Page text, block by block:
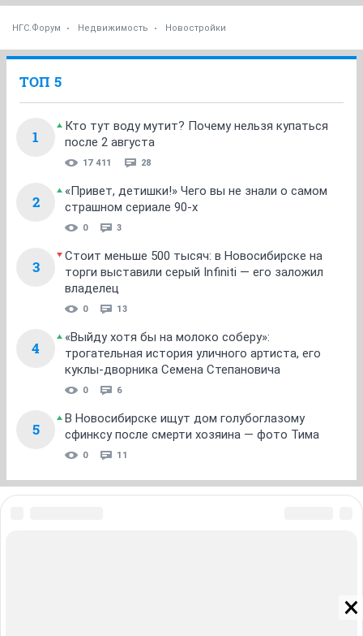
НГС.Форум Недвижимость Новостройки
ТОП 5
1
Кто тут воду мутит? Почему нельзя купаться
после 2 августа
17 411 28
2
«Привет, детишки!» Чего вы не знали о самом
страшном сериале 90-х
0 3
3
Стоит меньше 500 тысяч: в Новосибирске на
торги выставили серый Infiniti — его заложил
владелец
0 13
4
«Выйду хотя бы на молоко соберу»:
трогательная история уличного артиста, его
куклы-дворника Семена Степановича
0 6
5
В Новосибирске ищут дом голубоглазому
сфинксу после смерти хозяина — фото Тима
0 11